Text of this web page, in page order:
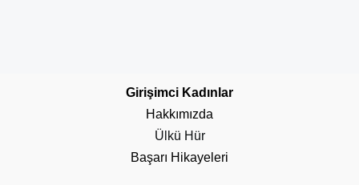
Girişimci Kadınlar
Hakkımızda
Ülkü Hür
Başarı Hikayeleri